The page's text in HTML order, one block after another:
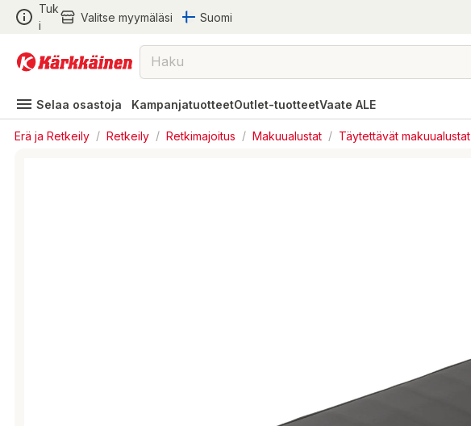
Tuk
i
Valitse myymäläsi Suomi
Selaa osastoja KampanjatuotteetOutlet-tuotteetVaate ALE
Erä ja Retkeily / Retkeily / Retkimajoitus / Makuualustat / Täytettävät makuualustat